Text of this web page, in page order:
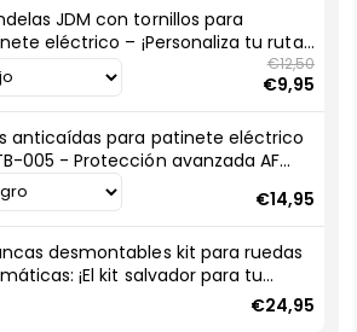
JDM con tornillos para
eléctrico – ¡Personaliza tu ruta
racing!
€12,50
€9,95
anticaídas para patinete eléctrico
005 - Protección avanzada AF
€14,95
desmontables kit para ruedas
¡El kit salvador para tu
€24,95